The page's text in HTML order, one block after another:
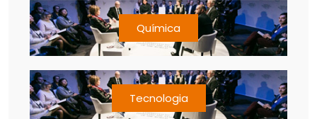
Química
Tecnologia